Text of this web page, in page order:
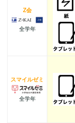
Z会
全学年
スマイルゼミ
全学年